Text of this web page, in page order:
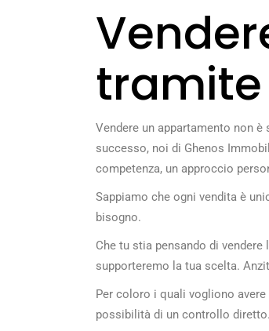
tramite
Vendere un appartamento non
successo, noi di Ghenos
competenza, un approccio
Sappiamo che ogni vendita è
bisogno.
Che tu stia pensando di vendere
supporteremo la tua scelta.
Per coloro i quali vogliono
possibilità di un controllo diretto.